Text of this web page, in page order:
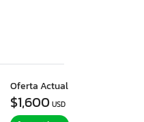
Oferta Actual
$1,600USD